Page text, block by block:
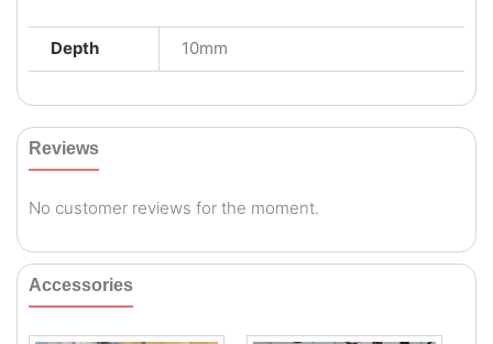
Depth 10mm
Reviews
No customer reviews for the moment.
Accessories